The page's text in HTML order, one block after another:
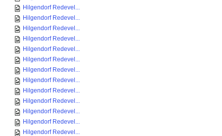
Hilgendorf Redevel...
Hilgendorf Redevel...
Hilgendorf Redevel...
Hilgendorf Redevel...
Hilgendorf Redevel...
Hilgendorf Redevel...
Hilgendorf Redevel...
Hilgendorf Redevel...
Hilgendorf Redevel...
Hilgendorf Redevel...
Hilgendorf Redevel...
Hilgendorf Redevel...
Hilgendorf Redevel...